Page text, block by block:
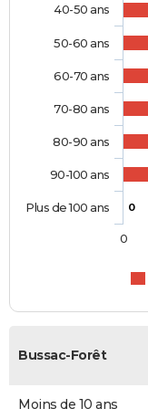
0
40-50 ans
50-60 ans
60-70 ans
70-80 ans
80-90 ans
90-100 ans
Plus de 100 ans
0
Bussac-Forêt
Moins de 10 ans